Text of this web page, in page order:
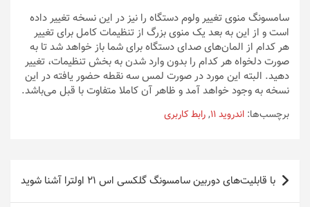
سامسونگ منوی تغییر ولوم دستگاه را نیز در این نسخه تغییر داده
است و از این به بعد یک منوی بزرگ از تنظیمات کامل برای تغییر
هر کدام از المان‌های صدای دستگاه برای شما باز خواهد شد تا به
صورت دلخواه هر کدام را بدون وارد شدن به بخش تنظیمات، تغییر
دهید. البته این مورد در صورت لمس سه نقطه حضور یافته در این
نسخه به وجود خواهد آمد و ظاهر آن کاملا متفاوت با قبل می‌باشد.
برچسب‌ها: اندروید 11 ,رابط کاربری
راهبری
نوشته
با قابلیت‌های دوربین سامسونگ گلکسی اس ۲۱ اولترا آشنا شوید